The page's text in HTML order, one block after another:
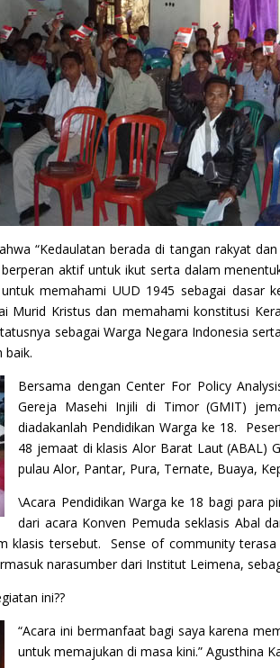
“Kedaulatan berada di tangan rakyat
aktif untuk ikut serta dalam
memahami UUD 1945 sebagai
Murid Kristus dan memahami konstitusi
sebagai Warga Negara Indonesia
baik.
Bersama dengan Center For Policy
Gereja Masehi Injili di Timor (GMIT)
diadakanlah Pendidikan Warga ke 18.
48 jemaat di klasis Alor Barat Laut (ABAL)
pulau Alor, Pantar, Pura, Ternate, Buaya,
\Acara Pendidikan Warga ke 18 bagi para
dari acara Konven Pemuda seklasis Abal
klasis tersebut. Sense of community
narasumber dari Institut Leimena,
ini??
“Acara ini bermanfaat bagi saya karena
untuk memajukan di masa kini.” Agusthina